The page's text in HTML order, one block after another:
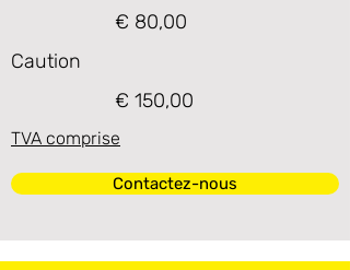
€ 80,00
Caution
€ 150,00
TVA comprise
Contactez-nous